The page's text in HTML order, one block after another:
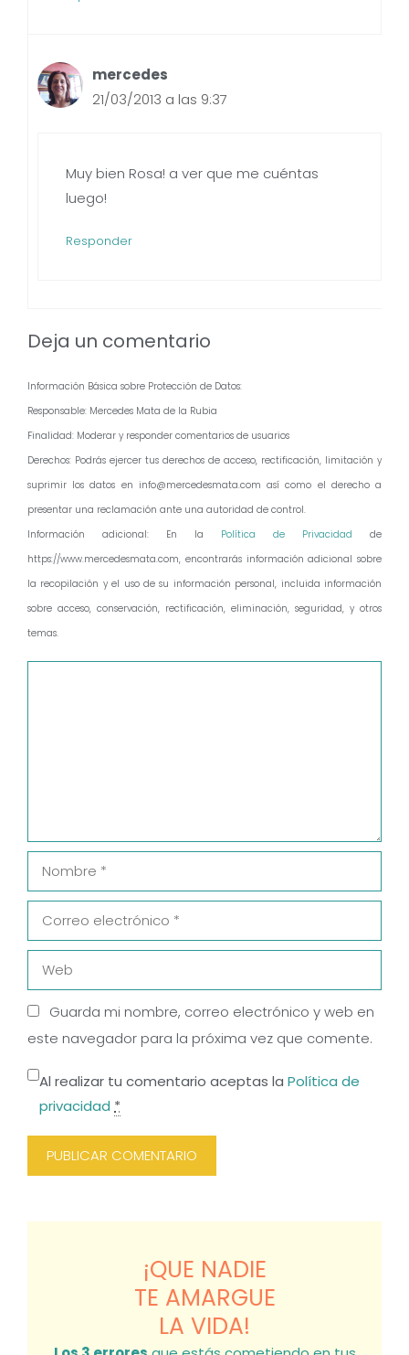
mercedes
21/03/2013 a las 9:37
Muy bien Rosa! a ver que me cuéntas
luego!
Responder
Deja un comentario
Información Básica sobre Protección de Datos:
Responsable: Mercedes Mata de la Rubia
Finalidad: Moderar y responder comentarios de usuarios
Derechos: Podrás ejercer tus derechos de acceso, rectificación, limitación y
suprimir los datos en info@mercedesmata.com así como el derecho a
presentar una reclamación ante una autoridad de control.
Información adicional: En la Política de Privacidad de
https://www.mercedesmata.com, encontrarás información adicional sobre
la recopilación y el uso de su información personal, incluida información
sobre acceso, conservación, rectificación, eliminación, seguridad, y otros
temas.
Nombre
Correo
electrónico
Web
Guarda mi nombre, correo electrónico y web en
este navegador para la próxima vez que comente.
Al realizar tu comentario aceptas la Política de
privacidad *
¡QUE NADIE
TE AMARGUE
LA VIDA!